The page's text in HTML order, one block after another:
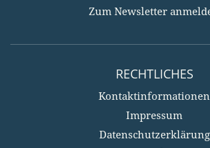
Zum Newsletter
RECHTLICHES
Kontaktinformationen
Impressum
Datenschutzerklärung